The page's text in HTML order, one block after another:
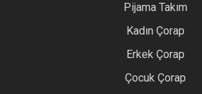
Pijama Takım
Kadın Çorap
Erkek Çorap
Çocuk Çorap